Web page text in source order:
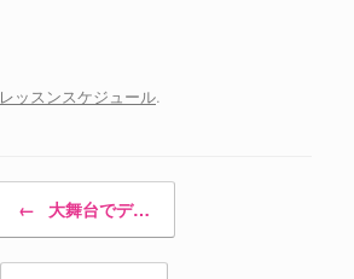
レッスンスケジュール.
← 大舞台でデ…